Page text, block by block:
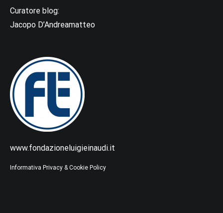
Curatore blog:
Jacopo D’Andreamatteo
www.fondazioneluigieinaudi.it
Informativa Privacy & Cookie Policy